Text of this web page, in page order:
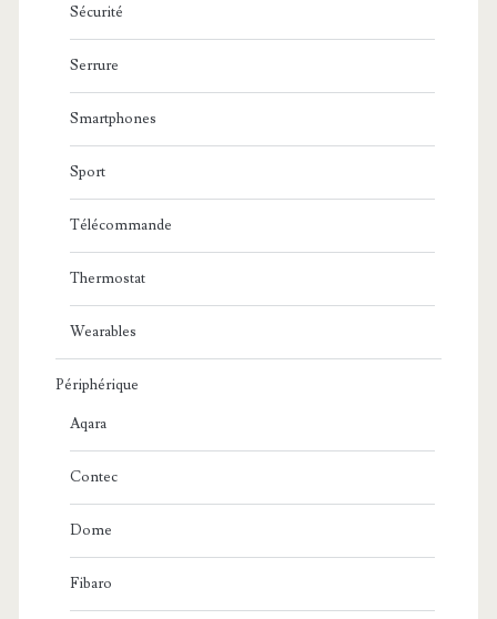
Sécurité
Serrure
Smartphones
Sport
Télécommande
Thermostat
Wearables
Périphérique
Aqara
Contec
Dome
Fibaro